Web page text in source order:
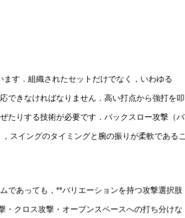
す．組織されたセットだけでなく，いわゆる
できなければなりません．高い打点から強打を叩
たりする技術が必要です．バックスロー攻撃（バ
スイングのタイミングと腕の振りが柔軟であるこ
であっても，**バリエーションを持つ攻撃選択肢
・クロス攻撃・オープンスペースへの打ち分けな